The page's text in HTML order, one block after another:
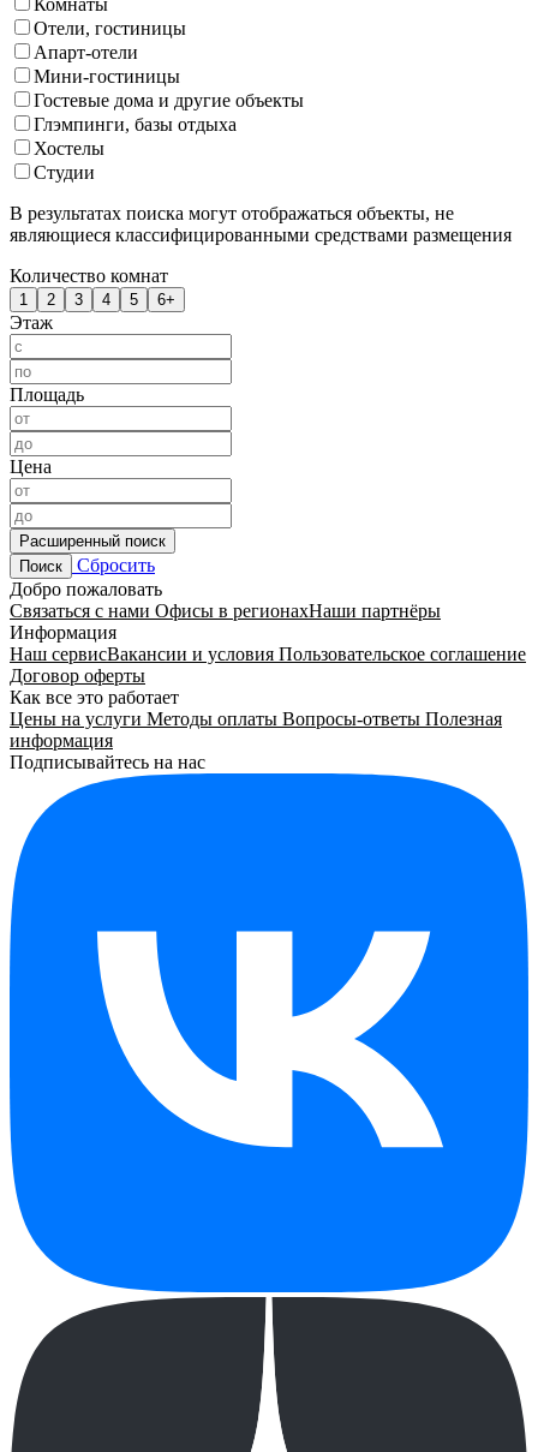
Комнаты
Отели, гостиницы
Апарт-отели
Мини-гостиницы
Гостевые дома и другие объекты
Глэмпинги, базы отдыха
Хостелы
Студии
В результатах поиска могут отображаться объекты, не
являющиеся классифицированными средствами размещения
Количество комнат
1 2 3 4 5 6+
Этаж
Площадь
Цена
Расширенный поиск
Поиск
Сбросить
Добро пожаловать
Связаться с нами Офисы в регионахНаши партнёры
Информация
Наш сервисВакансии и условия Пользовательское соглашение
Договор оферты
Как все это работает
Цены на услуги Методы оплаты Вопросы-ответы Полезная
информация
Подписывайтесь на нас